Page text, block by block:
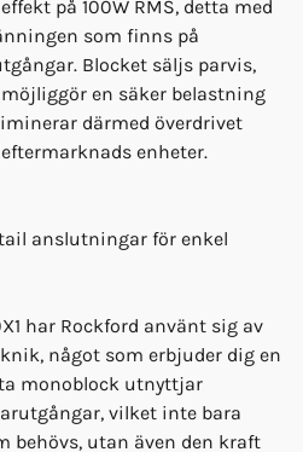
på 100W RMS, detta med
som finns på
Blocket säljs parvis,
en säker belastning
därmed överdrivet
enheter.
anslutningar för enkel
har Rockford använt sig av
något som erbjuder dig en
monoblock utnyttjar
vilket inte bara
behövs, utan även den kraft